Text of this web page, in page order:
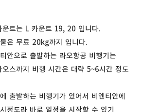
운트는 L 카운트 19, 20 입니다.
은 무료 20kg까지 입니다.
안으로 출발하는 라오항공 비행기는
스까지 비행 시간은 대략 5~6시간 정도
출발하는 비행기가 있어서 비엔티안에
정도라 바로 일정을 시작할 수 있기